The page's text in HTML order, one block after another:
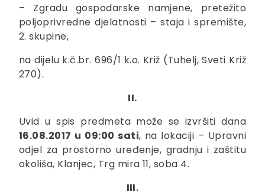
– Zgradu gospodarske namjene, pretežito
poljoprivredne djelatnosti – staja i spremište,
2. skupine,
na dijelu k.č.br. 696/1 k.o. Križ (Tuhelj, Sveti Križ
270).
II.
Uvid u spis predmeta može se izvršiti dana
16.08.2017 u 09:00 sati, na lokaciji – Upravni
odjel za prostorno uređenje, gradnju i zaštitu
okoliša, Klanjec, Trg mira 11, soba 4.
III.